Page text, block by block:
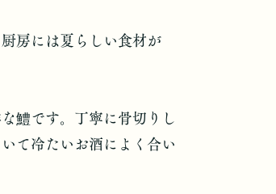
房には夏らしい食材が
鱧です。丁寧に骨切りし
て冷たいお酒によく合い